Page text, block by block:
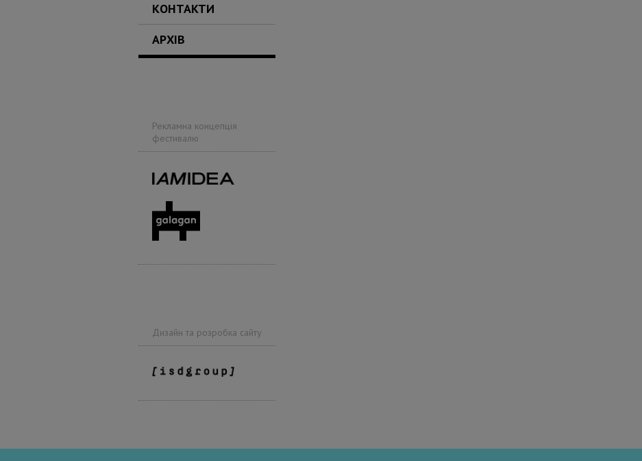
КОНТАКТИ
АРХІВ
Рекламна концепція
фестивалю
Дизайн та розробка сайту